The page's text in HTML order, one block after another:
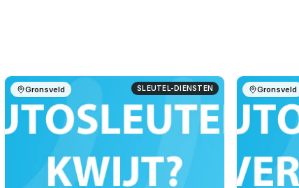
Gronsveld SLEUTEL-DIENSTEN Gronsveld